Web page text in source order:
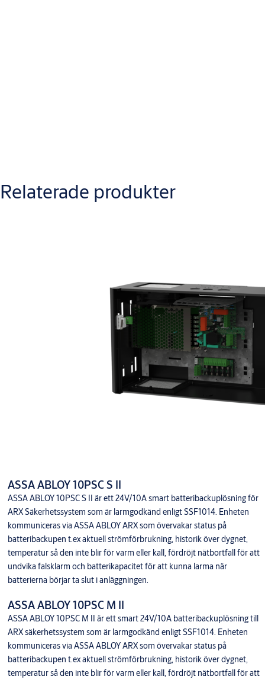
Varianter
Relaterade produkter
ASSA ABLOY 10PSC S II
ASSA ABLOY 10PSC S II är ett 24V/10A smart batteribackuplösning för
ARX Säkerhetssystem som är larmgodkänd enligt SSF1014. Enheten
kommuniceras via ASSA ABLOY ARX som övervakar status på
batteribackupen t.ex aktuell strömförbrukning, historik över dygnet,
temperatur så den inte blir för varm eller kall, fördröjt nätbortfall för att
undvika falsklarm och batterikapacitet för att kunna larma när
batterierna börjar ta slut i anläggningen.
ASSA ABLOY 10PSC M II
ASSA ABLOY 10PSC M II är ett smart 24V/10A batteribackuplösning till
ARX säkerhetssystem som är larmgodkänd enligt SSF1014. Enheten
kommuniceras via ASSA ABLOY ARX som övervakar status på
batteribackupen t.ex aktuell strömförbrukning, historik över dygnet,
temperatur så den inte blir för varm eller kall, fördröjt nätbortfall för att